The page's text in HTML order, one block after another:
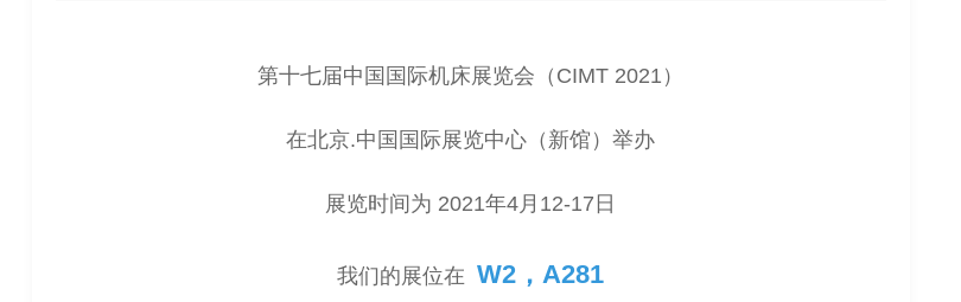
第十七届中国国际机床展览会（CIMT 2021）
在北京.中国国际展览中心（新馆）举办
展览时间为 2021年4月12-17日
我们的展位在W2，A281